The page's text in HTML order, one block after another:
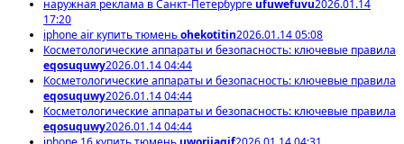
наружная реклама в Санкт-Петербургеufuwefuvu2026.01.14
17:20
iphone air купить тюменьohekotitin2026.01.14 05:08
Косметологические аппараты и безопасность: ключевые правила
eqosuquwy2026.01.14 04:44
Косметологические аппараты и безопасность: ключевые правила
eqosuquwy2026.01.14 04:44
Косметологические аппараты и безопасность: ключевые правила
eqosuquwy2026.01.14 04:44